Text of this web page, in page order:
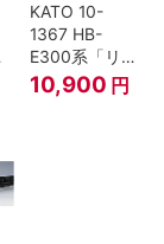
KATO 10-
1367 HB-
E300系「リ
ゾートしらか
み・青池編
10,900 円